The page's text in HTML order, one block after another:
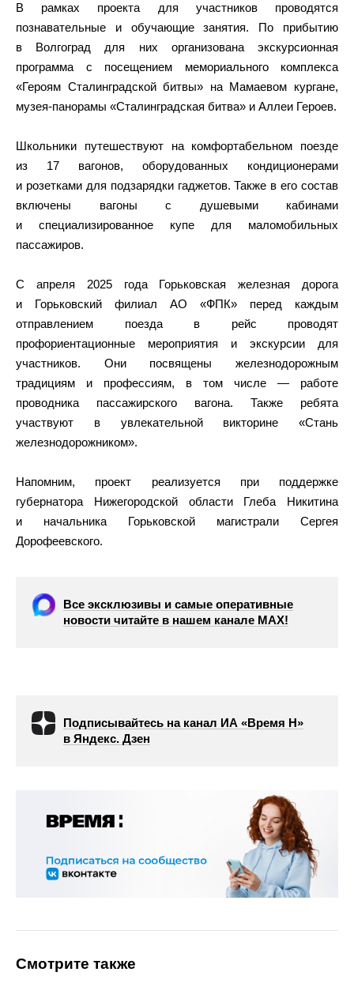
В рамках проекта для участников проводятся
познавательные и обучающие занятия. По прибытию
в Волгоград для них организована экскурсионная
программа с посещением мемориального комплекса
«Героям Сталинградской битвы» на Мамаевом кургане,
музея-панорамы «Сталинградская битва» и Аллеи Героев.
Школьники путешествуют на комфортабельном поезде
из 17 вагонов, оборудованных кондиционерами
и розетками для подзарядки гаджетов. Также в его состав
включены вагоны с душевыми кабинами
и специализированное купе для маломобильных
пассажиров.
С апреля 2025 года Горьковская железная дорога
и Горьковский филиал АО «ФПК» перед каждым
отправлением поезда в рейс проводят
профориентационные мероприятия и экскурсии для
участников. Они посвящены железнодорожным
традициям и профессиям, в том числе — работе
проводника пассажирского вагона. Также ребята
участвуют в увлекательной викторине «Стань
железнодорожником».
Напомним, проект реализуется при поддержке
губернатора Нижегородской области Глеба Никитина
и начальника Горьковской магистрали Сергея
Дорофеевского.
Все эксклюзивы и самые оперативные
новости читайте в нашем канале МАХ!
Подписывайтесь на канал ИА «Время Н»
в Яндекс. Дзен
Смотрите также